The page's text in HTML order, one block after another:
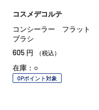
コスメデコルテ
コンシーラー フラット
ブラシ
605 円 （税込）
在庫：○
OPポイント対象